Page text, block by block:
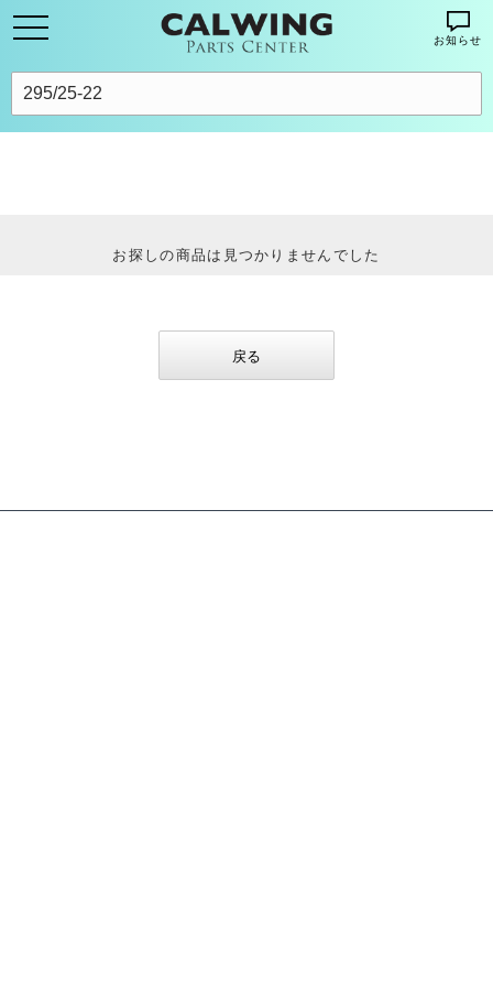
お知らせ
お探しの商品は見つかりませんでした
戻る